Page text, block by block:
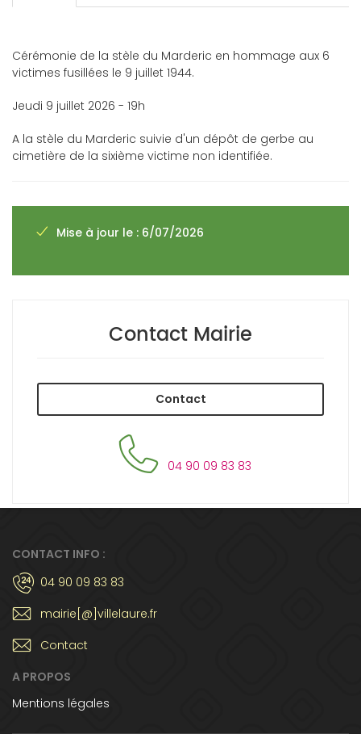
Cérémonie de la stèle du Marderic en hommage aux 6
victimes fusillées le 9 juillet 1944.
Jeudi 9 juillet 2026 - 19h
A la stèle du Marderic suivie d'un dépôt de gerbe au
cimetière de la sixième victime non identifiée.
Mise à jour le : 6/07/2026
Contact Mairie
Contact
04 90 09 83 83
CONTACT INFO :
04 90 09 83 83
mairie[@]villelaure.fr
Contact
A PROPOS
Mentions légales